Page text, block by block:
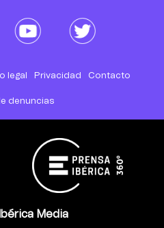
legal Privacidad Contacto
denuncias
Media